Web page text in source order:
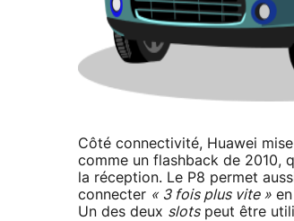
Côté connectivité, Huawei
comme un flashback de 2010,
la réception. Le P8 permet
connecter « 3 fois plus vite » en
Un des deux slotspeut être